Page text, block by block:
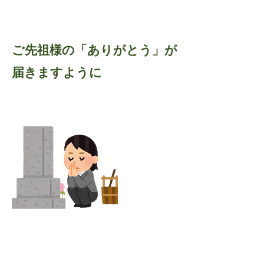
ご先祖様の「ありがとう」が
届きますように